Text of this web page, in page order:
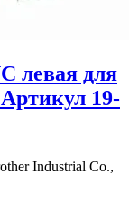
левая для
19-
Industrial Co.,